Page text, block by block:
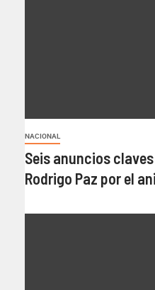
NACIONAL
Seis anuncios
Rodrigo Paz por el